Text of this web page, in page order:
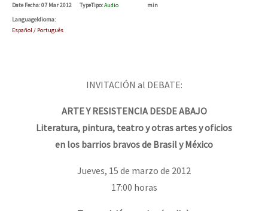
DateFecha: 07 Mar 2012 TypeTipo:Audio
min
LanguageIdioma:
Español / Português
INVITACIÓN al DEBATE:
ARTE Y RESISTENCIA DESDE ABAJO
Literatura, pintura, teatro y otras artes y oficios
en los barrios bravos de Brasil y México
Jueves, 15 de marzo de 2012
17:00 horas